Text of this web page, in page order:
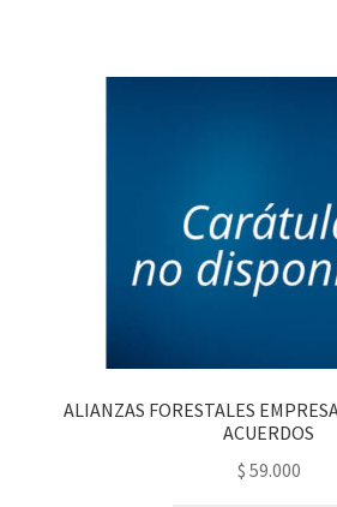
ALIANZAS FORESTALES
ACUERDOS
$ 59.000